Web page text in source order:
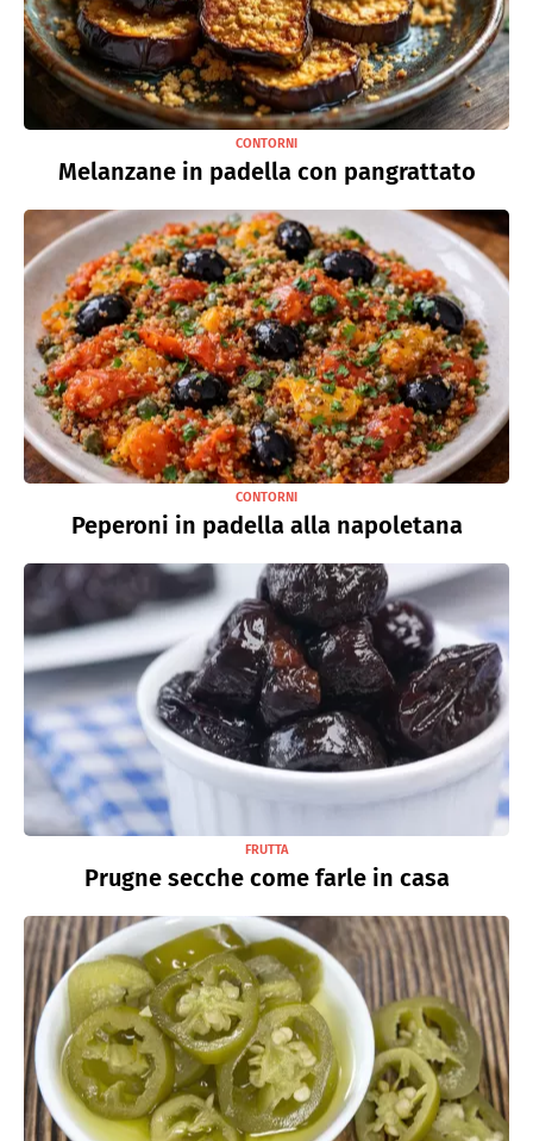
CONTORNI
Melanzane in padella con pangrattato
CONTORNI
Peperoni in padella alla napoletana
FRUTTA
Prugne secche come farle in casa